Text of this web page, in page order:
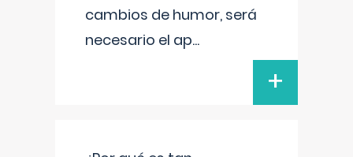
cambios de humor, será
necesario el ap...
+